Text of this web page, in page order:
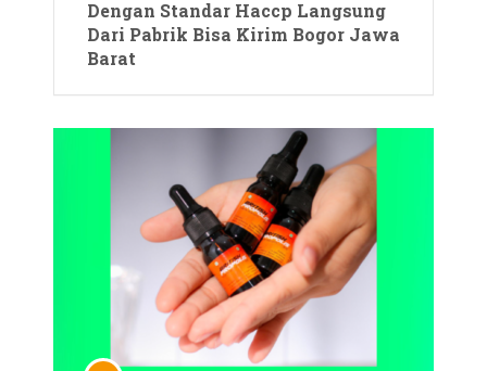
Dengan Standar Haccp Langsung
Dari Pabrik Bisa Kirim Bogor Jawa
Barat